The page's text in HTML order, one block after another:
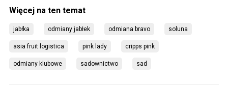
jabłka odmiany jabłek odmiana bravo soluna
asia fruit logistica pink lady cripps pink
odmiany klubowe sadownictwo sad